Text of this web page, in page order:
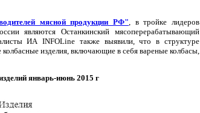
мясной продукции РФ", в тройке лидеров
являются Останкинский мясоперерабатывающий
ИА INFOLine также выявили, что в структуре
изделия, включающие в себя вареные колбасы,
январь-июнь 2015 г